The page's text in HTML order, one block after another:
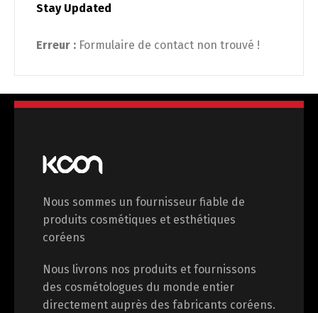
Stay Updated
Erreur : Formulaire de contact non trouvé !
Nous sommes un fournisseur fiable de
produits cosmétiques et esthétiques
coréens
Nous livrons nos produits et fournissons
des cosmétologues du monde entier
directement auprès des fabricants coréens.
Switch The Language
English
Français Español